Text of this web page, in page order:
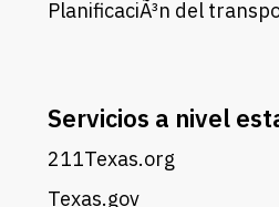
PlanificaciÃ³n del
Servicios a nivel
211Texas.org
Texas.gov